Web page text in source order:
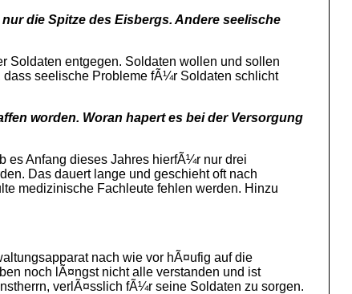
die Spitze des Eisbergs. Andere seelische
Soldaten entgegen. Soldaten wollen und sollen
dass seelische Probleme fÃ¼r Soldaten schlicht
worden. Woran hapert es bei der Versorgung
es Anfang dieses Jahres hierfÃ¼r nur drei
Das dauert lange und geschieht oft nach
medizinische Fachleute fehlen werden. Hinzu
nach wie vor hÃ¤ufig auf die
noch lÃ¤ngst nicht alle verstanden und ist
verlÃ¤sslich fÃ¼r seine Soldaten zu sorgen.